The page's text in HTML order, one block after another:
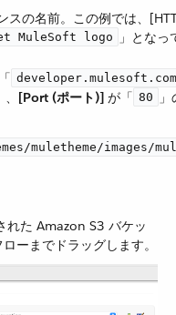
スの名前。この例では、
MuleSoft logo 」となっ
developer.mulesoft.com
、​ [Port (ポート)] ​ が「​ 80
muletheme/images/
た Amazon S3 バケッ
ローまでドラッグします。